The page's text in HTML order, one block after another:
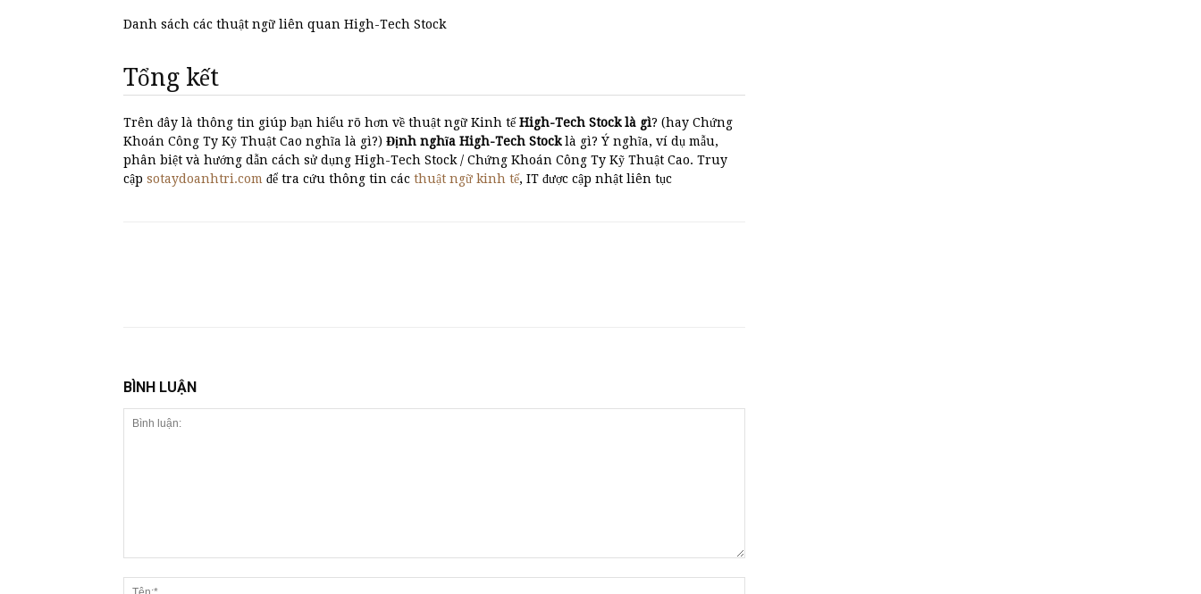
Danh sách các thuật ngữ liên quan High-Tech Stock
Tổng kết
Trên đây là thông tin giúp bạn hiểu rõ hơn về thuật ngữ Kinh tếHigh-Tech Stock là gì? (hay Chứng
Khoán Công Ty Kỹ Thuật Cao nghĩa là gì?) Định nghĩa High-Tech Stocklà gì? Ý nghĩa, ví dụ mẫu,
phân biệt và hướng dẫn cách sử dụng High-Tech Stock / Chứng Khoán Công Ty Kỹ Thuật Cao. Truy
cập sotaydoanhtri.com để tra cứu thông tin các thuật ngữ kinh tế, IT được cập nhật liên tục
BÌNH LUẬN